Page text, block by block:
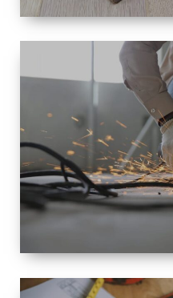
TAILLE
PETITE À
GRANDE
RÉNOVATION
ESPACE